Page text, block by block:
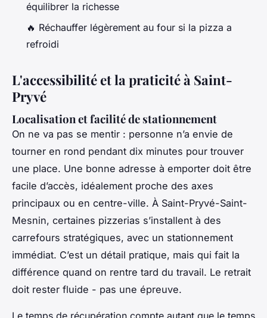
équilibrer la richesse
🔥 Réchauffer légèrement au four si la pizza a
refroidi
L'accessibilité et la praticité à Saint-
Pryvé
Localisation et facilité de stationnement
On ne va pas se mentir : personne n’a envie de
tourner en rond pendant dix minutes pour trouver
une place. Une bonne adresse à emporter doit être
facile d’accès, idéalement proche des axes
principaux ou en centre-ville. À Saint-Pryvé-Saint-
Mesnin, certaines pizzerias s’installent à des
carrefours stratégiques, avec un stationnement
immédiat. C’est un détail pratique, mais qui fait la
différence quand on rentre tard du travail. Le retrait
doit rester fluide - pas une épreuve.